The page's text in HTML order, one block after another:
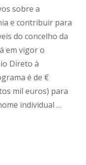
sobre a
e contribuir para
do concelho da
em vigor o
Direto à
é de €
mil euros) para
individual …